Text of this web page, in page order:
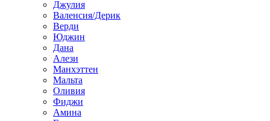
Джулия
Валенсия/Дерик
Верди
Юджин
Дана
Алези
Манхэттен
Мальта
Оливия
Фиджи
Амина